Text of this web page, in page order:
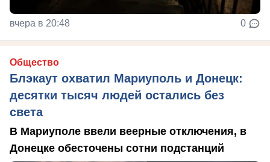
вчера в 20:48 0
Общество
Блэкаут охватил Мариуполь и Донецк:
десятки тысяч людей остались без
света
В Мариуполе ввели веерные отключения, в
Донецке обесточены сотни подстанций